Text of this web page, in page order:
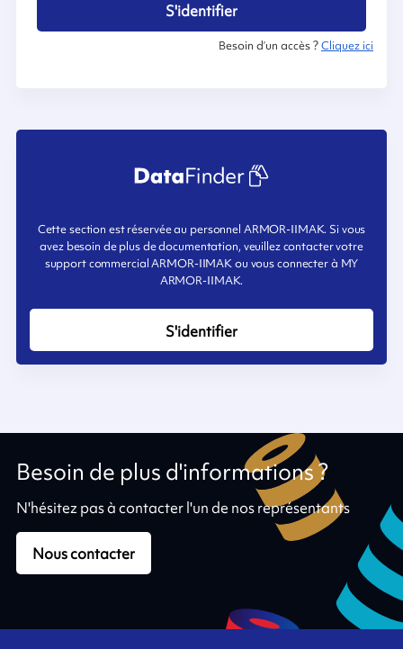
S'identifier
Besoin d’un accès ?Cliquez ici
Cette section est réservée au personnel ARMOR-IIMAK. Si vous
avez besoin de plus de documentation, veuillez contacter votre
support commercial ARMOR-IIMAK ou vous connecter à MY
ARMOR-IIMAK.
S'identifier
Besoin de plus d'informations ?
N'hésitez pas à contacter l'un de nos représentants
Nous contacter